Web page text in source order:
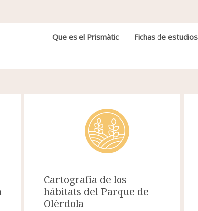
Navegación principal
Que es el Prismàtic Fichas de estudios
Cartografía de los
hábitats del Parque de
Olèrdola